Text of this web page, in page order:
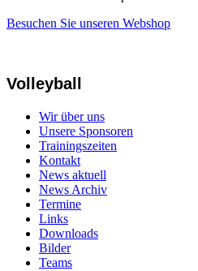
Besuchen Sie unseren Webshop
Volleyball
Wir über uns
Unsere Sponsoren
Trainingszeiten
Kontakt
News aktuell
News Archiv
Termine
Links
Downloads
Bilder
Teams